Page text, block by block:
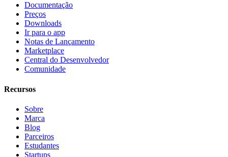
Documentação
Preços
Downloads
Ir para o app
Notas de Lançamento
Marketplace
Central do Desenvolvedor
Comunidade
Recursos
Sobre
Marca
Blog
Parceiros
Estudantes
Startups